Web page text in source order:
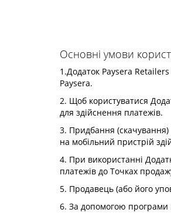
Основні умови
1.Додаток Paysera
Paysera.
2. Щоб користуватися
для здійснення платежів.
3. Придбання
на мобільний пристрій
4. При використанні
платежів до Точках
5. Продавець (або його
6. За допомогою програми